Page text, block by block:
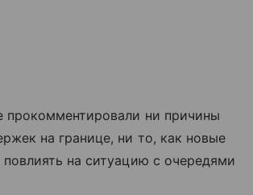
прокомментировали ни причины
на границе, ни то, как новые
повлиять на ситуацию с очередями